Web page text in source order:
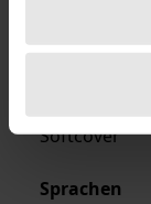
Ergon
Softcover
Sprachen